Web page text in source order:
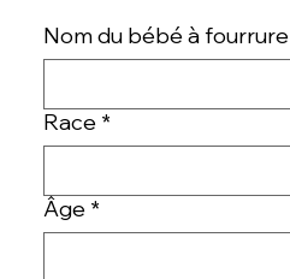
Nom du bébé à fourrure
Race *
Âge *